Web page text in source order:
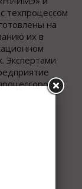
техпроцессом
на
их в
Экспертами
их